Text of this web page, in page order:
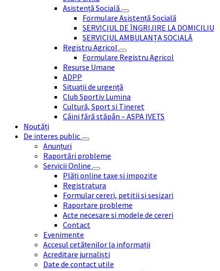
Asistență Socială
Formulare Asistență Socială
SERVICIUL DE ÎNGRIJIRE LA DOMICILIU
SERVICIUL AMBULANȚA SOCIALĂ
Registru Agricol
Formulare Registru Agricol
Resurse Umane
ADPP
Situații de urgență
Club Sportiv Lumina
Cultură, Sport si Tineret
Câini fără stăpân – ASPA IVETS
Noutăți
De interes public
Anunțuri
Raportări probleme
Servicii Online
Plăți online taxe și impozite
Registratura
Formular cereri, petitii si sesizari
Raportare probleme
Acte necesare si modele de cereri
Contact
Evenimente
Accesul cetățenilor la informații
Acreditare jurnaliști
Date de contact utile